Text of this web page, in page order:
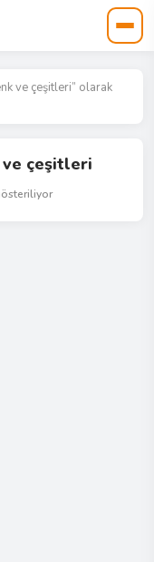
ve çeşitleri” olarak
ve çeşitleri